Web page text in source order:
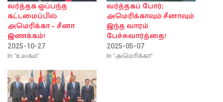
வர்த்தக ஒப்பந்த
கட்டமைப்பில்
அமெரிக்கா – சீனா
இணக்கம்!
2025-10-27
In "உலகம்"
வர்த்தகப் போர்;
அமெரிக்காவும் சீனாவும்
இந்த வாரம்
பேச்சுவார்த்தை!
2025-05-07
In "அமொிக்கா"